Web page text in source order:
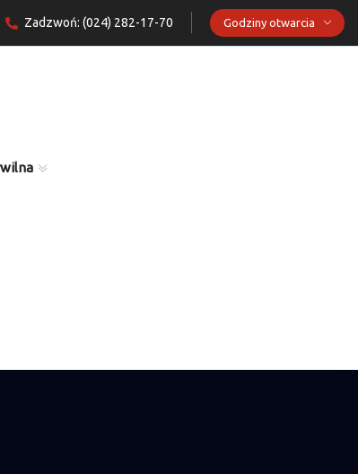
Zadzwoń: (024) 282-17-70 Godziny otwarcia